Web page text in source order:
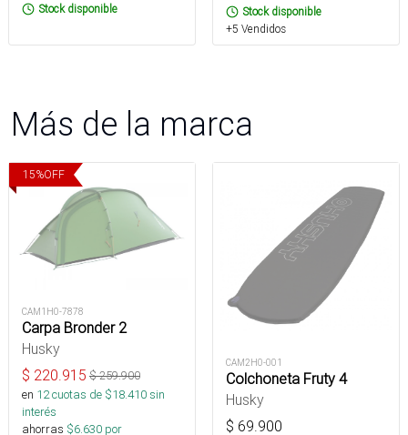
Stock disponible
Stock disponible
+5 Vendidos
Más de la marca
15%OFF
CAM1H0-7878
Carpa Bronder 2
Husky
$ 220.915 $259.900
en 12cuotas de $18.410sin
interés
ahorras $6.630 por
CAM2H0-001
Colchoneta Fruty 4
Husky
$ 69.900